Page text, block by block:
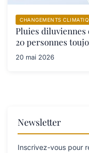
CHANGEMENTS
Pluies diluviennes
20 personnes
20 mai 2026
Newsletter
Inscrivez-vous pour